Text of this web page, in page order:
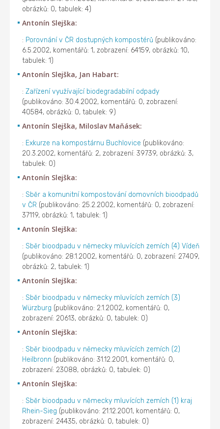
obrázků: 0, tabulek: 4)
Antonín Slejška:
: Porovnání v ČR dostupných kompostérů (publikováno:
6.5.2002, komentářů: 1, zobrazení: 64159, obrázků: 10,
tabulek: 1)
Antonín Slejška, Jan Habart:
:Zařízení využívající biodegradabilní odpady
(publikováno: 30.4.2002, komentářů: 0, zobrazení:
40584, obrázků: 0, tabulek: 9)
Antonín Slejška, Miloslav Maňásek:
: Exkurze na kompostárnu Buchlovice (publikováno:
20.3.2002, komentářů: 2, zobrazení: 39739, obrázků: 3,
tabulek: 0)
Antonín Slejška:
:Sběr a komunitní kompostování domovních bioodpadů
v ČR (publikováno: 25.2.2002, komentářů: 0, zobrazení:
37119, obrázků: 1, tabulek: 1)
Antonín Slejška:
:Sběr bioodpadu v německy mluvících zemích (4) Vídeň
(publikováno: 28.1.2002, komentářů: 0, zobrazení: 27409,
obrázků: 2, tabulek: 1)
Antonín Slejška:
:Sběr bioodpadu v německy mluvících zemích (3)
Würzburg (publikováno: 2.1.2002, komentářů: 0,
zobrazení: 20613, obrázků: 0, tabulek: 0)
Antonín Slejška:
:Sběr bioodpadu v německy mluvících zemích (2)
Heilbronn (publikováno: 31.12.2001, komentářů: 0,
zobrazení: 23088, obrázků: 0, tabulek: 0)
Antonín Slejška:
:Sběr bioodpadu v německy mluvících zemích (1) kraj
Rhein-Sieg (publikováno: 21.12.2001, komentářů: 0,
zobrazení: 24435, obrázků: 0, tabulek: 0)